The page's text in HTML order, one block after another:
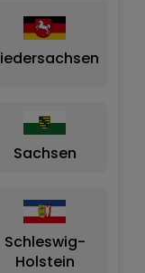
Sachsen
Schleswig-
Holstein